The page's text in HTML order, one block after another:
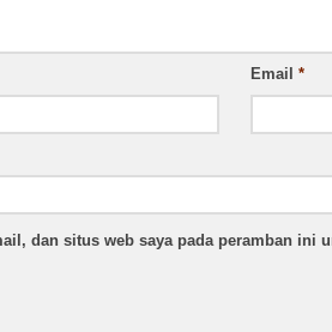
Email*
dan situs web saya pada peramban ini